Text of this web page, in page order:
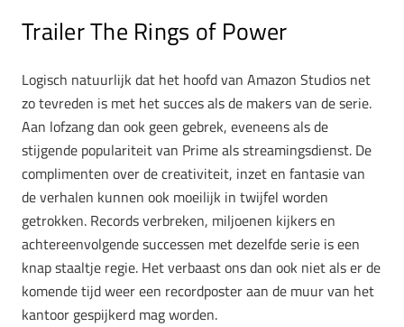
Trailer The Rings of Power
Logisch natuurlijk dat het hoofd van Amazon Studios net
zo tevreden is met het succes als de makers van de serie.
Aan lofzang dan ook geen gebrek, eveneens als de
stijgende populariteit van Prime als streamingsdienst. De
complimenten over de creativiteit, inzet en fantasie van
de verhalen kunnen ook moeilijk in twijfel worden
getrokken. Records verbreken, miljoenen kijkers en
achtereenvolgende successen met dezelfde serie is een
knap staaltje regie. Het verbaast ons dan ook niet als er de
komende tijd weer een recordposter aan de muur van het
kantoor gespijkerd mag worden.